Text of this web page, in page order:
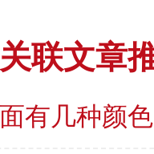
关联文章
种颜色 欧陆集成